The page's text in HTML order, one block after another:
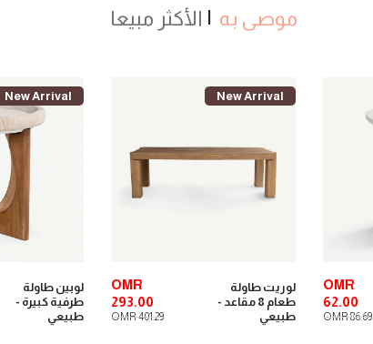
موصى به
OMR
62.00
OMR 86.69
New Arrival
لوريت طاولة
طعام 8 مقاعد -
طبيعي
OMR
293.00
OMR 401.29
New Arrival
لوبين طاولة
طرفية كبيرة -
طبيعي
الأكثر مبيعا